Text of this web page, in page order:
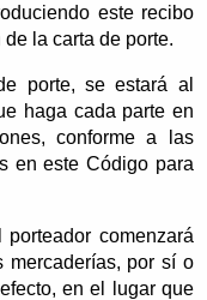
este recibo
la carta de porte.
porte, se estará al
haga cada parte en
conforme a las
en este Código para
comenzará
mercaderías, por sí o
en el lugar que